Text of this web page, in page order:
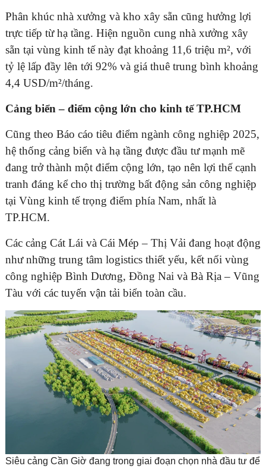
Phân khúc nhà xưởng và kho xây sẵn cũng hưởng lợi
trực tiếp từ hạ tầng. Hiện nguồn cung nhà xưởng xây
sẵn tại vùng kinh tế này đạt khoảng 11,6 triệu m², với
tỷ lệ lấp đầy lên tới 92% và giá thuê trung bình khoảng
4,4 USD/m²/tháng.
Cảng biển – điểm cộng lớn cho kinh tế TP.HCM
Cũng theo Báo cáo tiêu điểm ngành công nghiệp 2025,
hệ thống cảng biển và hạ tầng được đầu tư mạnh mẽ
đang trở thành một điểm cộng lớn, tạo nên lợi thế cạnh
tranh đáng kể cho thị trường bất động sản công nghiệp
tại Vùng kinh tế trọng điểm phía Nam, nhất là
TP.HCM.
Các cảng Cát Lái và Cái Mép – Thị Vải đang hoạt động
như những trung tâm logistics thiết yếu, kết nối vùng
công nghiệp Bình Dương, Đồng Nai và Bà Rịa – Vũng
Tàu với các tuyến vận tải biển toàn cầu.
Siêu cảng Cần Giờ đang trong giai đoạn chọn nhà đầu tư để